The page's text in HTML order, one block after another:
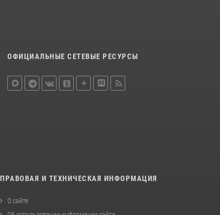
ОФИЦИАЛЬНЫЕ СЕТЕВЫЕ РЕСУРСЫ
ПРАВОВАЯ И ТЕХНИЧЕСКАЯ ИНФОРМАЦИЯ
О сайте